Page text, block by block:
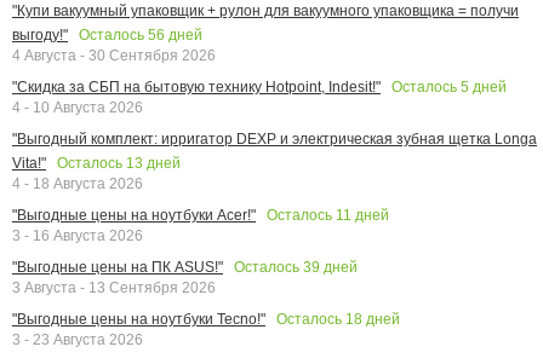
"Купи вакуумный упаковщик + рулон для вакуумного упаковщика = получи
выгоду!"
Осталось 56 дней
4 Августа - 30 Сентября 2026
"Скидка за СБП на бытовую технику Hotpoint, Indesit!"
Осталось 5 дней
4 - 10 Августа 2026
"Выгодный комплект: ирригатор DEXP и электрическая зубная щетка Longa
Vita!"
Осталось 13 дней
4 - 18 Августа 2026
"Выгодные цены на ноутбуки Acer!"
Осталось 11 дней
3 - 16 Августа 2026
"Выгодные цены на ПК ASUS!"
Осталось 39 дней
3 Августа - 13 Сентября 2026
"Выгодные цены на ноутбуки Tecno!"
Осталось 18 дней
3 - 23 Августа 2026